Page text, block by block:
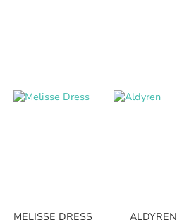
MELISSE DRESS ALDYREN